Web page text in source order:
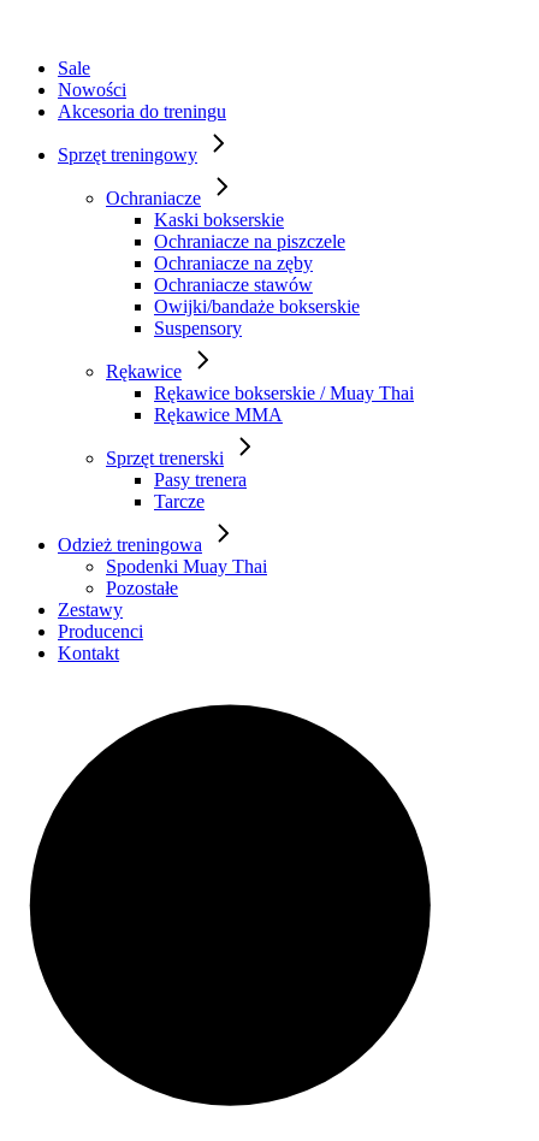
Sale
Nowości
Akcesoria do treningu
Sprzęt treningowy
Ochraniacze
Kaski bokserskie
Ochraniacze na piszczele
Ochraniacze na zęby
Ochraniacze stawów
Owijki/bandaże bokserskie
Suspensory
Rękawice
Rękawice bokserskie / Muay Thai
Rękawice MMA
Sprzęt trenerski
Pasy trenera
Tarcze
Odzież treningowa
Spodenki Muay Thai
Pozostałe
Zestawy
Producenci
Kontakt